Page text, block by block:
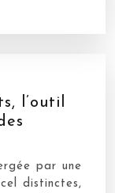
l’outil
par une
distinctes,